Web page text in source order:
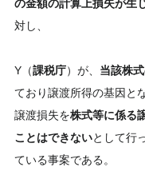
の金額の計算上損失が生
対し、
Y（課税庁）が、 当該株
ており譲渡所得の基因と
譲渡損失を株式等に係る
ことはできないとして行
ている事案である。